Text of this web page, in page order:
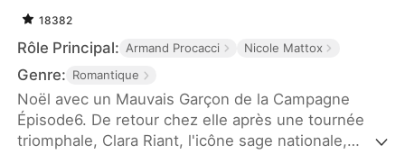
18382
Rôle Principal: Armand Procacci Nicole Mattox
Genre: Romantique
Noël avec un Mauvais Garçon de la Campagne
Épisode6. De retour chez elle après une tournée
triomphale, Clara Riant, l'icône sage nationale,